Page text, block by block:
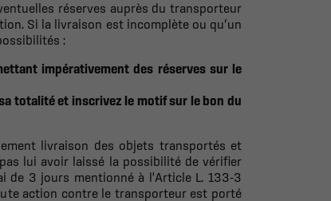
réserves auprès du transporteur
Si la livraison est incomplète ou qu’un
:
impérativement des réserves sur le
totalité et inscrivez le motif sur le bon du
livraison des objets transportés et
lui avoir laissé la possibilité de vérifier
de 3 jours mentionné à l'Article L. 133-3
action contre le transporteur est porté